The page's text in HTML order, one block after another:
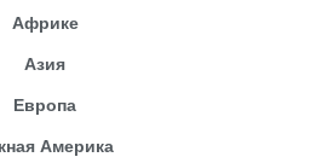
Африке
Азия
Европа
Америка